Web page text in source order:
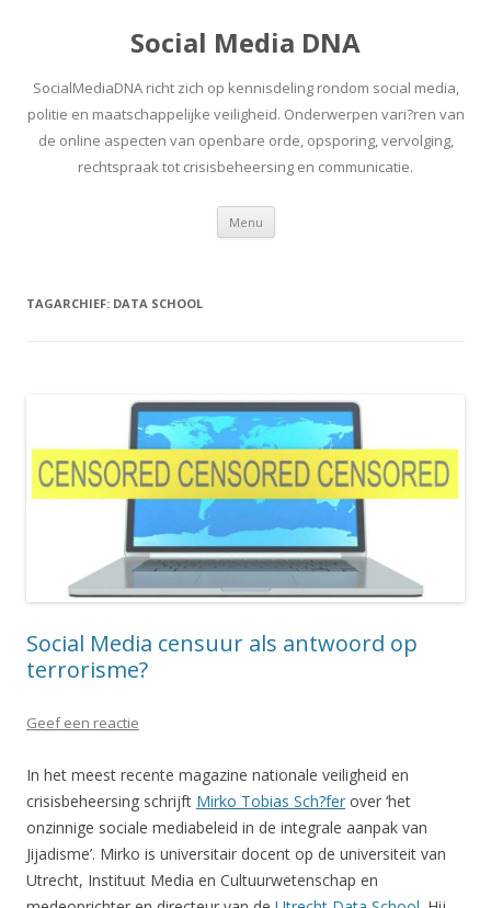
Social Media DNA
SocialMediaDNA richt zich op kennisdeling rondom social media,
politie en maatschappelijke veiligheid. Onderwerpen vari?ren van
de online aspecten van openbare orde, opsporing, vervolging,
rechtspraak tot crisisbeheersing en communicatie.
Menu Spring
inhoud
TAGARCHIEF: DATA SCHOOL
Social Media censuur als antwoord op
terrorisme?
Geef een reactie
In het meest recente magazine nationale veiligheid en
crisisbeheersing schrijft Mirko Tobias Sch?fer over ‘het
onzinnige sociale mediabeleid in de integrale aanpak van
Jijadisme’. Mirko is universitair docent op de universiteit van
Utrecht, Instituut Media en Cultuurwetenschap en